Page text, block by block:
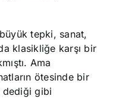
tepki, sanat,
klasikliğe karşı bir
Ama
ötesinde bir
dediği gibi